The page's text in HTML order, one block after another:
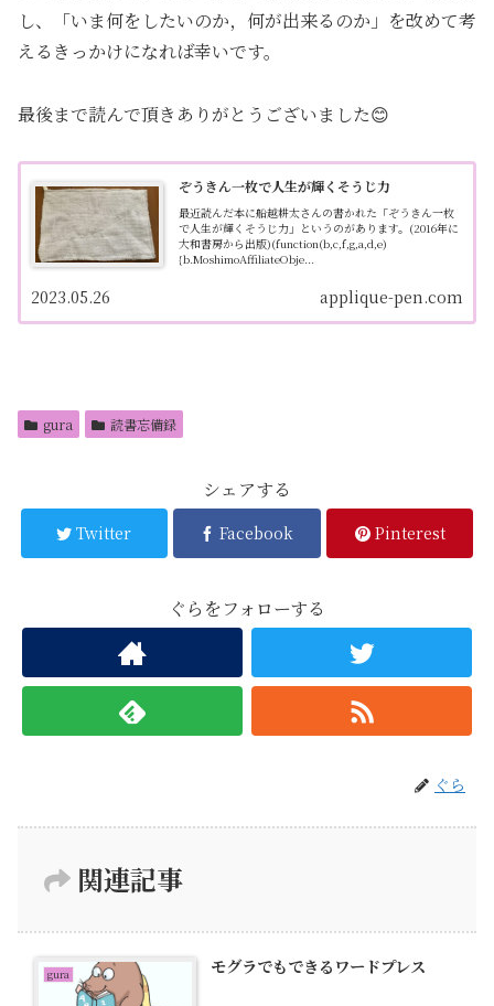
し、「いま何をしたいのか，何が出来るのか」を改めて考
えるきっかけになれば幸いです。
最後まで読んで頂きありがとうございました😊
ぞうきん一枚で人生が輝くそうじ力
最近読んだ本に船越耕太さんの書かれた「ぞうきん一枚
で人生が輝くそうじ力」というのがあります。(2016年に
大和書房から出版)(function(b,c,f,g,a,d,e)
{b.MoshimoAffiliateObje...
applique-pen.com
2023.05.26
gura 読書忘備録
シェアする
Twitter Facebook Pinterest
ぐらをフォローする
ぐら
関連記事
gura モグラでもできるワードプレス